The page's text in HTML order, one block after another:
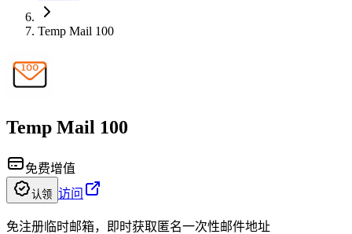
Temp Mail 100
Temp Mail 100
免费增值
认领 访问
免注册临时邮箱，即时获取匿名一次性邮件地址